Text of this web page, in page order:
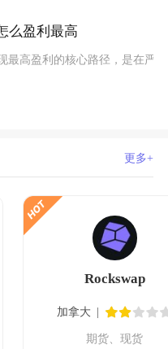
么盈利最高
最高盈利的核心路径，是在严
更多+
Rockswap
加拿大
期货、现货